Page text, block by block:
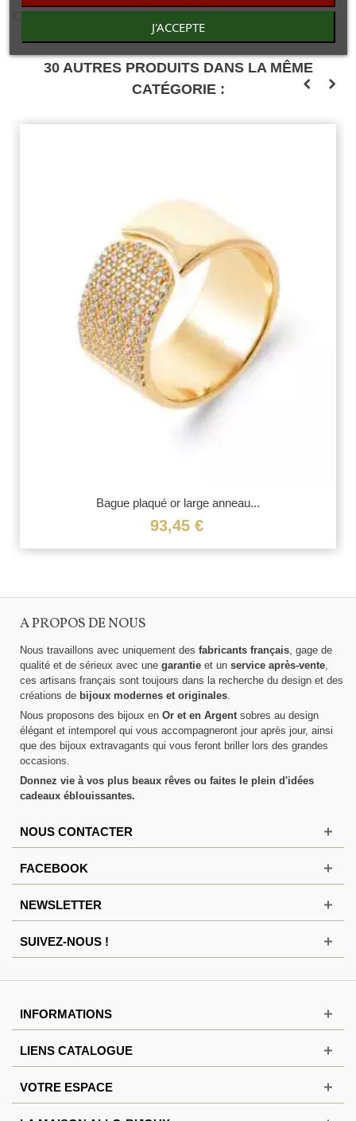
COMENTAIRES(0)
30 AUTRES PRODUITS DANS LA MÊME
CATÉGORIE :
Bague plaqué or large anneau...
93,45 €
A PROPOS DE NOUS
Nous travaillons avec uniquement des fabricants français, gage de
qualité et de sérieux avec une garantie et un service après-vente,
ces artisans français sont toujours dans la recherche du design et des
créations de bijoux modernes et originales.
Nous proposons des bijoux en Or et en Argentsobres au design
élégant et intemporel qui vous accompagneront jour après jour, ainsi
que des bijoux extravagants qui vous feront briller lors des grandes
occasions.
Donnez vie à vos plus beaux rêves ou faites le plein d'idées
cadeaux éblouissantes.
NOUS CONTACTER
FACEBOOK
NEWSLETTER
SUIVEZ-NOUS !
J'ACCEPTE
INFORMATIONS
LIENS CATALOGUE
VOTRE ESPACE